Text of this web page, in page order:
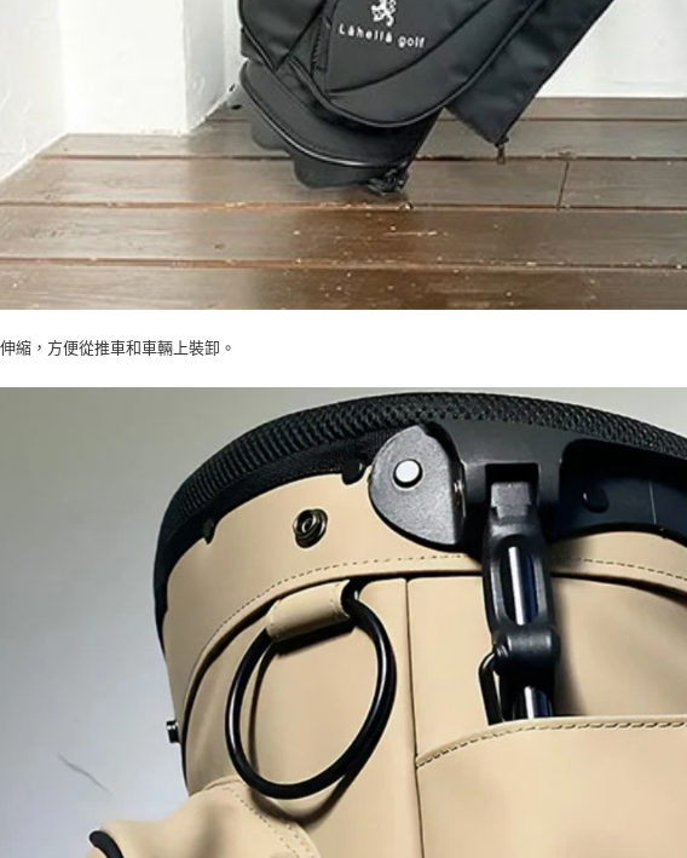
縮，方便從推車和車輛上裝卸。